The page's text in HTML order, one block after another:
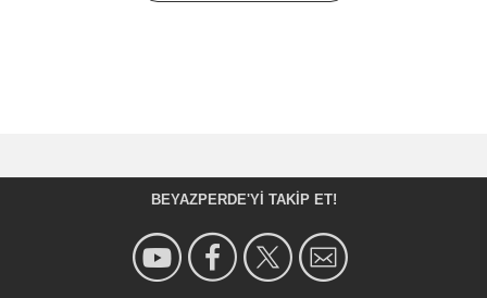
BEYAZPERDE'YI TAKIP ET!